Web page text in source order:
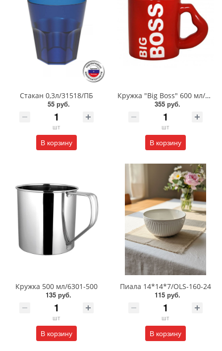
Стакан 0,3л/31518/ПБ
55 руб.
шт
В корзину
Кружка "Big Boss" 600 мл/MFK07897
355 руб.
шт
В корзину
Кружка 500 мл/6301-500
135 руб.
шт
В корзину
Пиала 14*14*7/OLS-160-24
115 руб.
шт
В корзину